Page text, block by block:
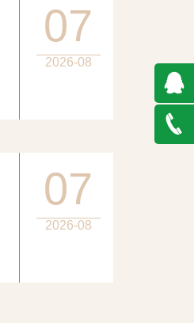
07
2026-08
07
2026-08
QQ在